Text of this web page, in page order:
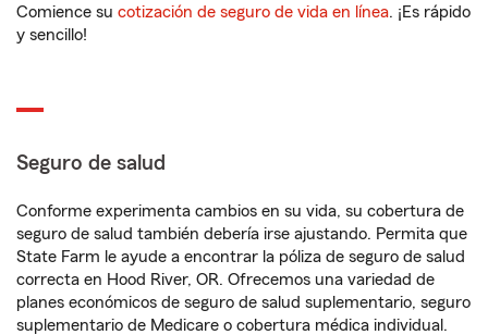
Comience su cotización de seguro de vida en línea. ¡Es rápido
y sencillo!
Seguro de salud
Conforme experimenta cambios en su vida, su cobertura de
seguro de salud también debería irse ajustando. Permita que
State Farm le ayude a encontrar la póliza de seguro de salud
correcta en Hood River, OR. Ofrecemos una variedad de
planes económicos de seguro de salud suplementario, seguro
suplementario de Medicare o cobertura médica individual.